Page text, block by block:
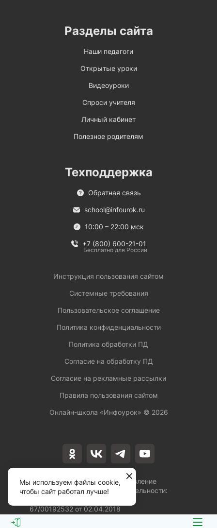
Лицензия на осуществление
образовательной деятельности:
67/00192532 от 02.04.2018
Разделы сайта
Наши педагоги
Открытые уроки
Видеоуроки
Спроси учителя
Личный кабинет
Полезное родителям
Техподдержка
Обратная связь
school@infourok.ru
10:00 – 22:00 мск
+7 (800) 600-21-01
Бесплатно для России
Инструкция пользования сайтом
Системные требования
Пользовательское соглашение
Политика конфиденциальности
Политика обработки ПД
Согласие на обработку ПД
Согласие на рекламные рассылки
Правила пользования сайтом
Онлайн-школа «Инфоурок» © 2026
Мы используем файлы cookie,
чтобы сайт работал лучше!